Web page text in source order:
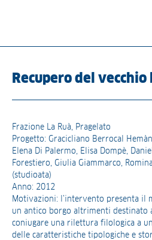
Recupero del vecchio
Frazione La Ruà, Pragelato
Progetto: Gracicliano Berrocal
Elena Di Palermo, Elisa Dompè,
Forestiero, Giulia Giammarco,
(studioata)
Anno: 2012
Motivazioni: l’intervento presenta il
un antico borgo altrimenti destinato
coniugare una rilettura filologica a
delle caratteristiche tipologiche e